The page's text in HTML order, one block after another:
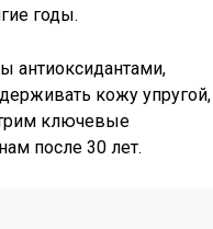
годы.
антиоксидантами,
кожу упругой,
ключевые
после 30 лет.